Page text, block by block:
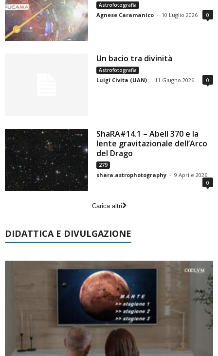
Astrofotografia
Agnese Caramanico - 10 Luglio 2026 0
Un bacio tra divinità
Astrofotografia
Luigi Civita (UAN) - 11 Giugno 2026 0
ShaRA#14.1 – Abell 370 e la
lente gravitazionale dell’Arco
del Drago
279
shara.astrophotography - 9 Aprile 2026
0
Carica altri
DIDATTICA E DIVULGAZIONE